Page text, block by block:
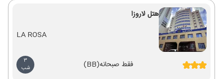
هتل لاروزا
LA ROSA
فقط صبحانه(BB)
3
شب